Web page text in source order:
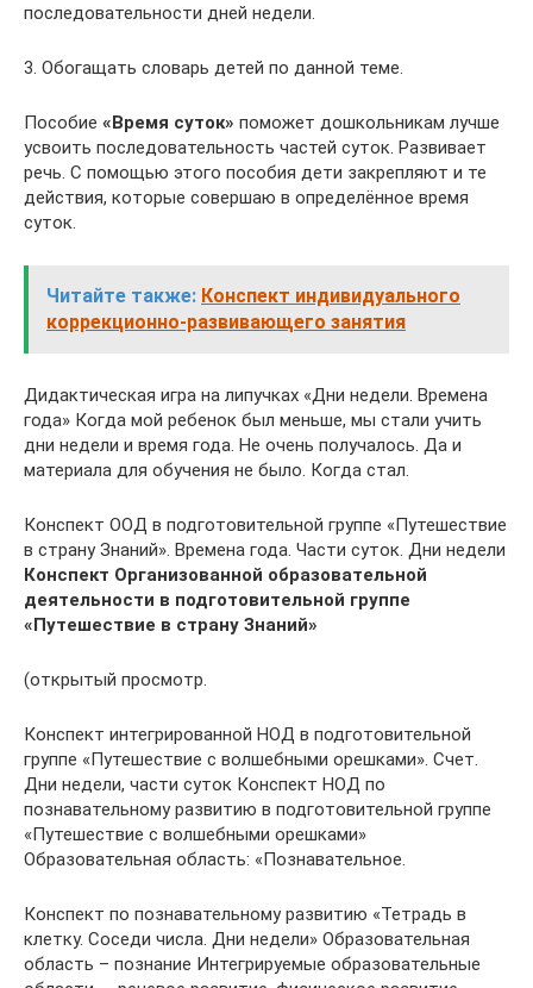
последовательности дней недели.
3. Обогащать словарь детей по данной теме.
Пособие «Время суток» поможет дошкольникам лучше
усвоить последовательность частей суток. Развивает
речь. С помощью этого пособия дети закрепляют и те
действия, которые совершаю в определённое время
суток.
Читайте также: Конспект индивидуального
коррекционно-развивающего занятия
Дидактическая игра на липучках «Дни недели. Времена
года» Когда мой ребенок был меньше, мы стали учить
дни недели и время года. Не очень получалось. Да и
материала для обучения не было. Когда стал.
Конспект ООД в подготовительной группе «Путешествие
в страну Знаний». Времена года. Части суток. Дни недели
Конспект Организованной образовательной
деятельности в подготовительной группе
«Путешествие в страну Знаний»
(открытый просмотр.
Конспект интегрированной НОД в подготовительной
группе «Путешествие с волшебными орешками». Счет.
Дни недели, части суток Конспект НОД по
познавательному развитию в подготовительной группе
«Путешествие с волшебными орешками»
Образовательная область: «Познавательное.
Конспект по познавательному развитию «Тетрадь в
клетку. Соседи числа. Дни недели» Образовательная
область – познание Интегрируемые образовательные